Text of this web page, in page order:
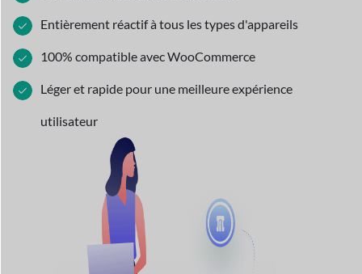
Entièrement réactif à tous les types d'appareils
100% compatible avec WooCommerce
Léger et rapide pour une meilleure expérience
utilisateur